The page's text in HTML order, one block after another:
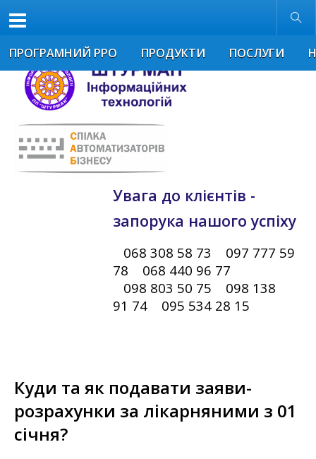
Розмір шрифта Звичайна версія
Увага до клієнтів -
запорука нашого успіху
068 308 58 73 097 777 59
78 068 440 96 77
098 803 50 75 098 138
91 74 095 534 28 15
ПРОГРАМНИЙ РРО ПРОДУКТИ ПОСЛУГИ
Куди та як подавати заяви-
розрахунки за лікарняними з 01
січня?